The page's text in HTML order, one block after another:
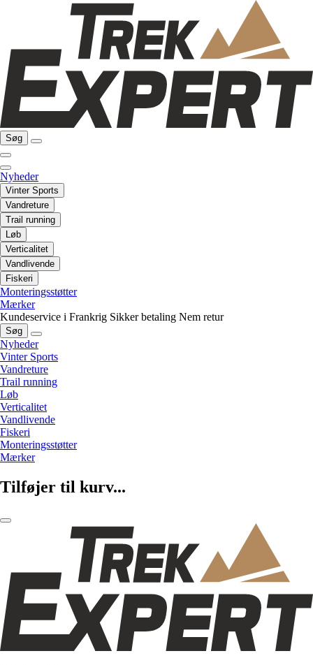
Søg
Nyheder
Vinter Sports
Vandreture
Trail running
Løb
Verticalitet
Vandlivende
Fiskeri
Monteringsstøtter
Mærker
Kundeservice i Frankrig Sikker betaling Nem retur
Søg
Nyheder
Vinter Sports
Vandreture
Trail running
Løb
Verticalitet
Vandlivende
Fiskeri
Monteringsstøtter
Mærker
Tilføjer til kurv...